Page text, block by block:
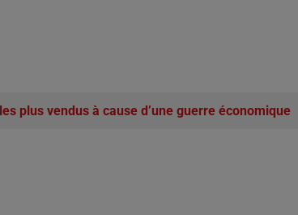
plus vendus à cause d’une guerre économique